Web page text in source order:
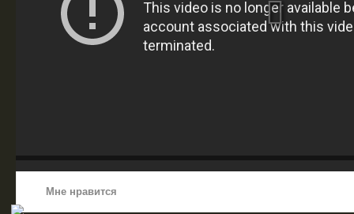
Мне нравится